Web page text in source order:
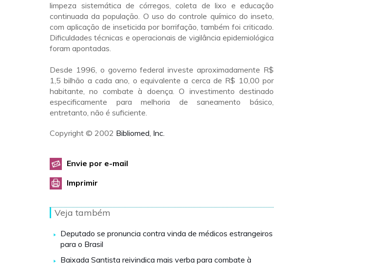
limpeza sistemática de córregos, coleta de lixo e educação
continuada da população. O uso do controle químico do inseto,
com aplicação de inseticida por borrifação, também foi criticado.
Dificuldades técnicas e operacionais de vigilância epidemiológica
foram apontadas.
Desde 1996, o governo federal investe aproximadamente R$
1,5 bilhão a cada ano, o equivalente a cerca de R$ 10,00 por
habitante, no combate à doença. O investimento destinado
especificamente para melhoria de saneamento básico,
entretanto, não é suficiente.
Copyright © 2002 Bibliomed, Inc.
Envie por e-mail
Imprimir
Veja também
Deputado se pronuncia contra vinda de médicos estrangeiros
para o Brasil
Baixada Santista reivindica mais verba para combate à